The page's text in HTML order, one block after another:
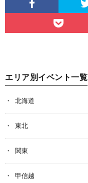
エリア別イベント一覧
北海道
東北
関東
甲信越